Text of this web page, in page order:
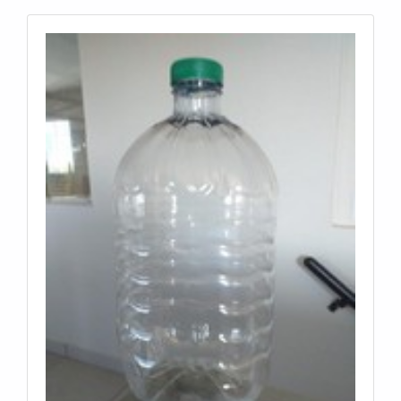
produtos que não cumprem com suas funções
desnecessários.MAIS SOBRE FABRICAÇÃO DE
TAMPAS PLÁSTICASQuem quer encontrar
fabricação de tampas plásticas em uma empresa
segura, encontra na Macpet. Com grande expressão
de mercado quando o assunto é potes e tampas,
oferecendo o que há de melhor em tecnologia ao
cliente.Ainda tratando-se de fabricação de tampas
plásticas, sempre deve-se buscar uma empresa que
tenha produtos e serviços com ótima qualidade e
proteção, detalhes que passam despercebidos e
podem gerar prejuízo futuros para os
clientes.Existem muitas formas diferentes de
demonstrar conhecimento e autoridade em sua área
de atuação. Por que a Macpet é destaque quando o
assunto for fabricação de tampas plásticas:
Comprometida com os serviços; Responsável;